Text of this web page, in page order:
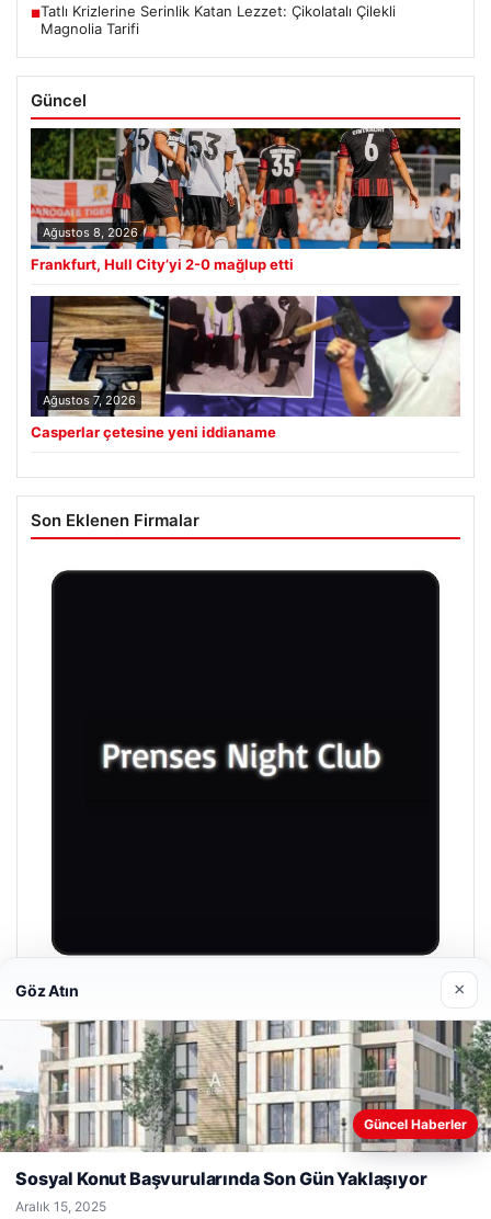
■Tatlı Krizlerine Serinlik Katan Lezzet: Çikolatalı Çilekli
Magnolia Tarifi
Güncel
Ağustos 8, 2026
Frankfurt, Hull City’yi 2-0 mağlup etti
Ağustos 7, 2026
Casperlar çetesine yeni iddianame
Son Eklenen Firmalar
Prenses Night Club
Nisan 29, 2026
© 2026 Taze Haberler
Web sitemizi nasıl kullandığınızı daha iyi anlayabilmek,
deneyiminizi kişiselleştirmek ve geliştirmek amacıyla çerezler
Reddet Kabul Et
Göz Atın ×
Güncel Haberler
Sosyal Konut Başvurularında Son Gün Yaklaşıyor
Aralık 15, 2025